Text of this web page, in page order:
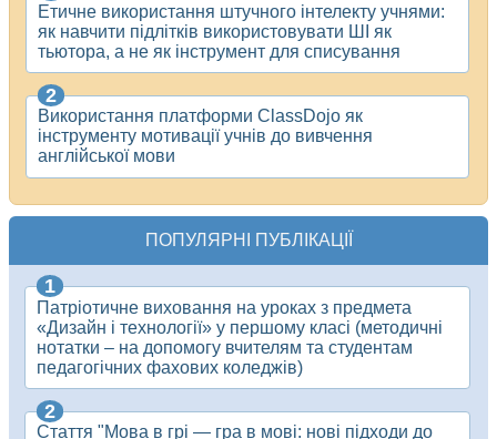
Етичне використання штучного інтелекту учнями:
як навчити підлітків використовувати ШІ як
тьютора, а не як інструмент для списування
Використання платформи ClassDojo як
інструменту мотивації учнів до вивчення
англійської мови
ПОПУЛЯРНІ ПУБЛІКАЦІЇ
Патріотичне виховання на уроках з предмета
«Дизайн і технології» у першому класі (методичні
нотатки – на допомогу вчителям та студентам
педагогічних фахових коледжів)
Стаття "Мова в грі — гра в мові: нові підходи до